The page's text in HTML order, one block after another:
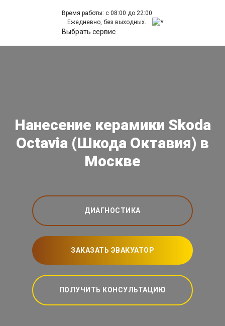
Время работы: с 08:00 до 22:00
Ежедневно, без выходных.
Выбрать сервис
Нанесение керамики Skoda
Octavia (Шкода Октавия) в
Москве
ДИАГНОСТИКА
ЗАКАЗАТЬ ЭВАКУАТОР
ПОЛУЧИТЬ КОНСУЛЬТАЦИЮ